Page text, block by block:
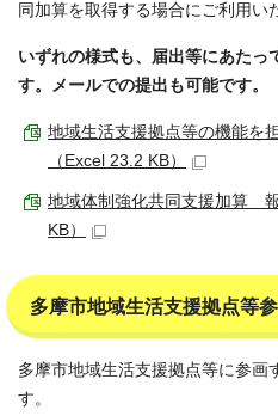
同加算を取得する場合にご利用い
いずれの様式も、届出等にあたっ
す。メールでの提出も可能です。
地域生活支援拠点等の機能を
（Excel 23.2 KB）
地域体制強化共同支援加算
KB）
多摩市地域生活支援拠点等
多摩市地域生活支援拠点等に参画
す。